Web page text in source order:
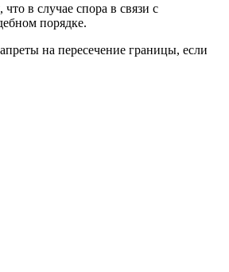
в случае спора в связи с
порядке.
на пересечение границы, если